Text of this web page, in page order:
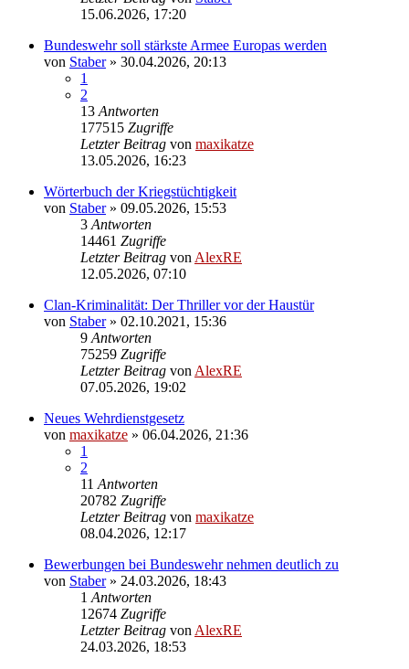
15.06.2026, 17:20
Bundeswehr soll stärkste Armee Europas werden
von Staber» 30.04.2026, 20:13
1
2
13 Antworten
177515 Zugriffe
Letzter Beitrag von maxikatze
13.05.2026, 16:23
Wörterbuch der Kriegstüchtigkeit
von Staber» 09.05.2026, 15:53
3 Antworten
14461 Zugriffe
Letzter Beitrag von AlexRE
12.05.2026, 07:10
Clan-Kriminalität: Der Thriller vor der Haustür
von Staber» 02.10.2021, 15:36
9 Antworten
75259 Zugriffe
Letzter Beitrag von AlexRE
07.05.2026, 19:02
Neues Wehrdienstgesetz
von maxikatze » 06.04.2026, 21:36
1
2
11 Antworten
20782 Zugriffe
Letzter Beitrag von maxikatze
08.04.2026, 12:17
Bewerbungen bei Bundeswehr nehmen deutlich zu
von Staber» 24.03.2026, 18:43
1 Antworten
12674 Zugriffe
Letzter Beitrag von AlexRE
24.03.2026, 18:53